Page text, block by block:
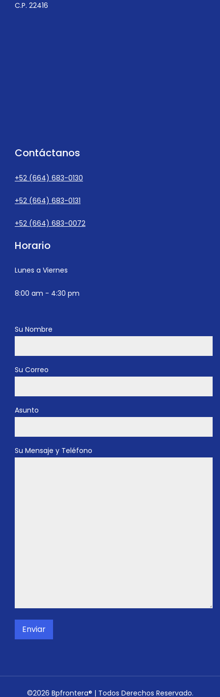
C.P. 22416
Contáctanos
+52 (664) 683-0130
+52 (664) 683-0131
+52 (664) 683-0072
Horario
Lunes a Viernes
8:00 am - 4:30 pm
Su Nombre
Su Correo
Asunto
Su Mensaje y Teléfono
©2026 Bpfrontera® | Todos Derechos Reservado.